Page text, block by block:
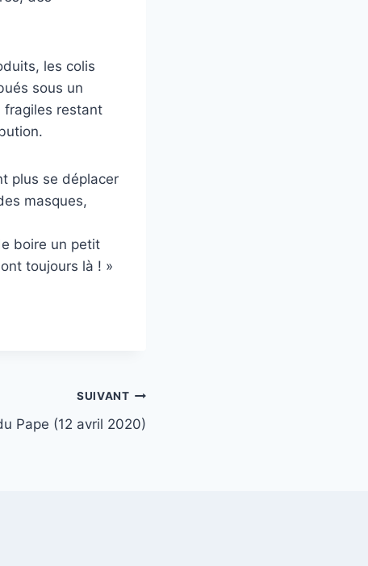
les colis
sous un
fragiles restant
plus se déplacer
masques,
boire un petit
toujours là ! »
SUIVANT
Pape (12 avril 2020)